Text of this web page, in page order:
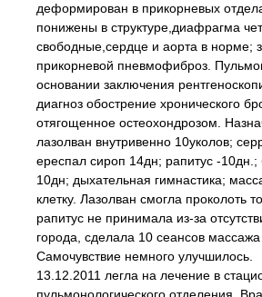
деформирован в прикорневых
понижены в структуре,диафрагма
свободные,сердце и аорта в норме;
прикорневой пневмофиброз.
основании заключения
диагноз обострение хронического
отягощенное остеохондрозом.
лазолван внутривенно 10уколов;
ереспал сироп 14дн; рапитус -
10дн; дыхательная гимнастика;
клетку. Лазолван смогла проколоть
рапитус не принимала из-за
города, сделала 10 сеансов массажа
Самочувствие немного улучшилось.
13.12.2011 легла на лечение в